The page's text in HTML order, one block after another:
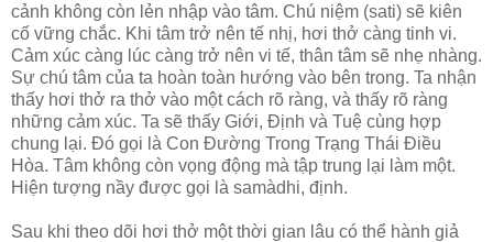
cảnh không còn lẻn nhập vào tâm. Chú niệm (sati) sẽ kiên
cố vững chắc. Khi tâm trở nên tế nhị, hơi thở càng tinh vi.
Cảm xúc càng lúc càng trở nên vi tế, thân tâm sẽ nhẹ nhàng.
Sự chú tâm của ta hoàn toàn hướng vào bên trong. Ta nhận
thấy hơi thở ra thở vào một cách rõ ràng, và thấy rõ ràng
những cảm xúc. Ta sẽ thấy Giới, Định và Tuệ cùng hợp
chung lại. Đó gọi là Con Đường Trong Trạng Thái Điều
Hòa. Tâm không còn vọng động mà tập trung lại làm một.
Hiện tượng nầy được gọi là samàdhi, định.
Sau khi theo dõi hơi thở một thời gian lâu có thể hành giả